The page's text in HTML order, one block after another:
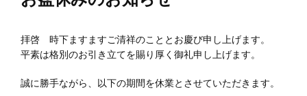
拝啓 時下ますますご清祥のこととお慶び申し上げます。
平素は格別のお引き立てを賜り厚く御礼申し上げます。
誠に勝手ながら、以下の期間を休業とさせていただきます。